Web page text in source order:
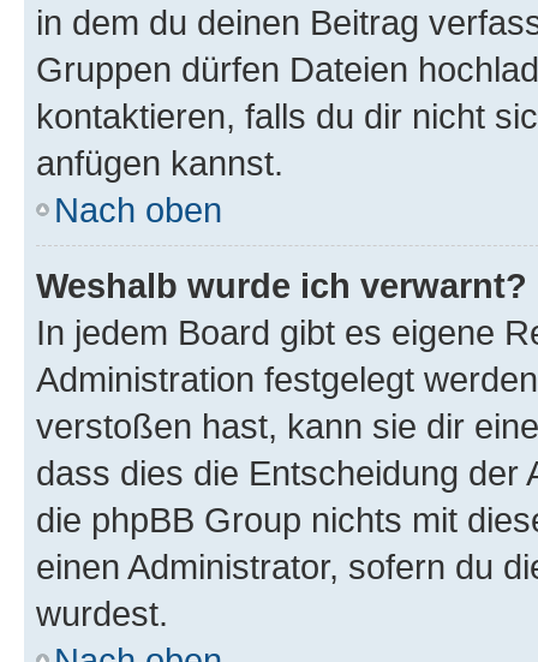
in dem du deinen Beitrag
Gruppen dürfen Dateien
kontaktieren, falls du dir nicht
anfügen kannst.
Nach oben
Weshalb wurde ich verwarnt?
In jedem Board gibt es eigene
Administration festgelegt
verstoßen hast, kann sie dir
dass dies die Entscheidung der
die phpBB Group nichts mit
einen Administrator, sofern du
wurdest.